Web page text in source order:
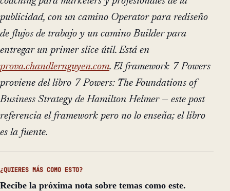
publicidad, con un camino Operator para rediseño
de flujos de trabajo y un camino Builder para
entregar un primer slice útil. Está en
prova.chandlernguyen.com. El framework 7 Powers
proviene del libro 7 Powers: The Foundations of
Business Strategy de Hamilton Helmer — este post
referencia el framework pero no lo enseña; el libro
es la fuente.
¿QUIERES MÁS COMO ESTO?
Recibe la próxima nota sobre temas como este.